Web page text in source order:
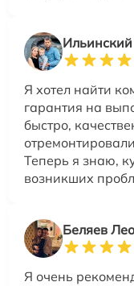
Я хотел найти
гарантия на
быстро,
Теперь я знаю,
возникших
Беляев
Я очень